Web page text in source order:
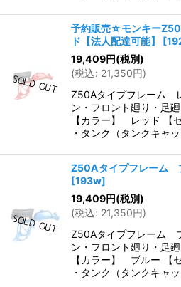
予約販売☆モンキー
ド【法人配達可能】
[
19,409円(税別)
(税込: 21,350円)
Z50Aタイプフレーム
ン・フロント廻り・足
【カラー】 レッド 【
・タンク（タンクキャ
Z50Aタイプフレーム
[193w]
19,409円(税別)
(税込: 21,350円)
Z50Aタイプフレーム
ン・フロント廻り・足
【カラー】 ブルー 【
・タンク（タンクキャ